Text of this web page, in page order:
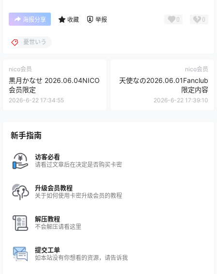
海报分享 收藏 举报 0 0
憂世いう
nico会员
黒月かなせ 2026.06.04NICO
会员限定
2026-6-22 17:34:55
nico会员
天使なの2026.06.01Fanclub
限定内容
2026-6-22 17:39:10
新手指南
访客必看
请看过文章后在决定是否购买卡密
升级会员教程
关于如何使用卡密升级会员的教程
解压教程
不会解压请看这里
提交工单
如本站没有你想看的资源，请告诉我